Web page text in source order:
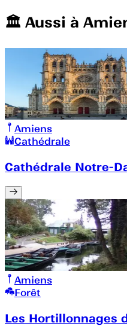
🏛️️ Aussi à
Amiens
Cathédrale
Cathédrale Notre-
Amiens
Forêt
Les Hortillonnages